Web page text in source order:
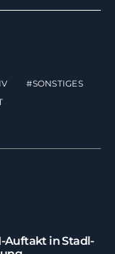
SONSTIGES
Auftakt in Stadl-